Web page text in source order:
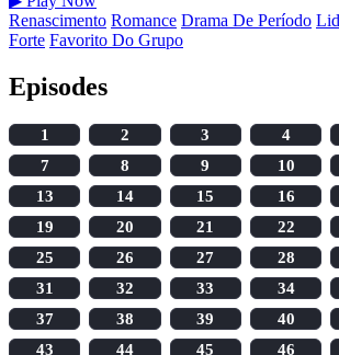
Renascimento Romance Drama De Período
Forte Favorito Do Grupo
Episodes
1 2 3 4
7
8 9 10
13
14 15 16
19
20 21 22
25
26 27 28
31
32 33 34
37
38 39 40
43
44 45 46